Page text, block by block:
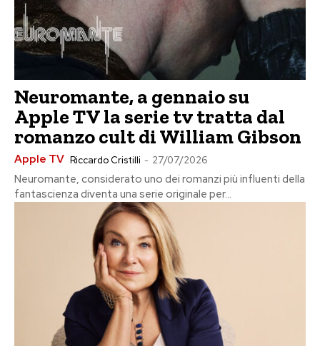
Neuromante, a gennaio su
Apple TV la serie tv tratta dal
romanzo cult di William Gibson
Apple TV Riccardo Cristilli - 27/07/2026
Neuromante, considerato uno dei romanzi più influenti della
fantascienza diventa una serie originale per...